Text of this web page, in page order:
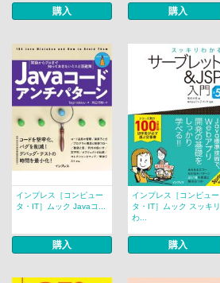
購入 購入
インプレス［コンピュー
タ・IT］ムック Javaコ...
購入
インプレス［コンピュー
タ・IT］ムック スッキリ
わ...
購入